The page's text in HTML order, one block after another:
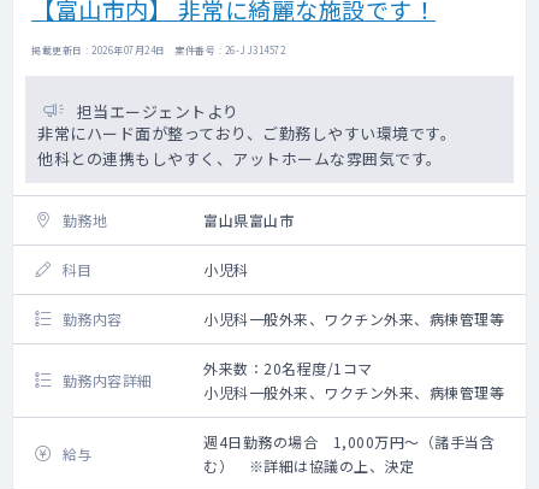
【富山市内】 非常に綺麗な施設です！
掲載更新日 : 2026年07月24日 案件番号 : 26-JJ314572
担当エージェントより
非常にハード面が整っており、ご勤務しやすい環境です。
他科との連携もしやすく、アットホームな雰囲気です。
勤務地 富山県富山市
科目 小児科
勤務内容 小児科一般外来、ワクチン外来、病棟管理等
勤務内容詳細
外来数：20名程度/1コマ
小児科一般外来、ワクチン外来、病棟管理等
給与
週4日勤務の場合 1,000万円～（諸手当含
む） ※詳細は協議の上、決定